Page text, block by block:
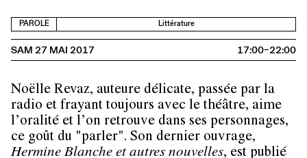
PAROLE Littérature
SAM 27 MAI 2017 17:00–22:00
Noëlle Revaz, auteure délicate, passée par la
radio et frayant toujours avec le théâtre, aime
l’oralité et l’on retrouve dans ses personnages,
ce goût du "parler". Son dernier ouvrage,
Hermine Blanche et autres nouvelles, est publié